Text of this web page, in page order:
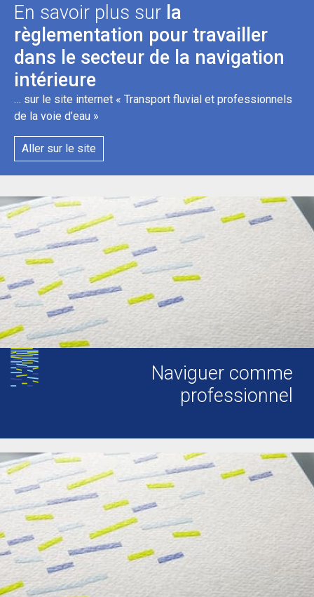
En savoir plus sur la
règlementation pour travailler
dans le secteur de la navigation
intérieure
… sur le site internet « Transport fluvial et professionnels
de la voie d’eau »
Aller sur le site
Naviguer comme
professionnel